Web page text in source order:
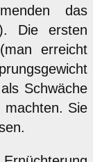
das
Die ersten
erreicht
Schwäche
machten. Sie